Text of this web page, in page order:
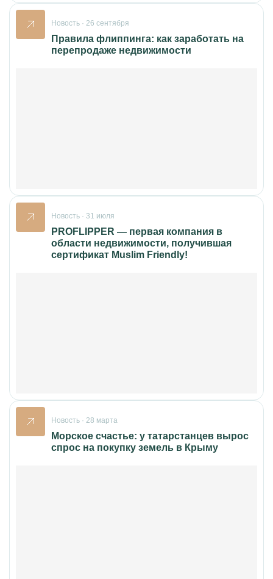
Новость · 26 сентября
Правила флиппинга: как заработать на
перепродаже недвижимости
Новость · 31 июля
PROFLIPPER — первая компания в
области недвижимости, получившая
сертификат Muslim Friendly!
Новость · 28 марта
Морское счастье: у татарстанцев вырос
спрос на покупку земель в Крыму